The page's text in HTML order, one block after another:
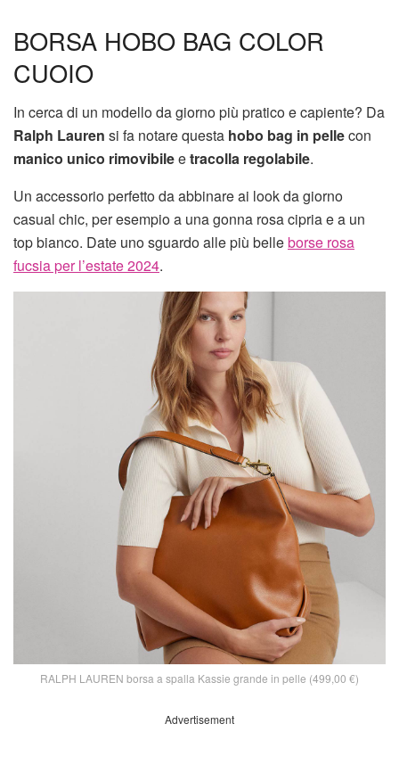
BORSA HOBO BAG COLOR
CUOIO
In cerca di un modello da giorno più pratico e capiente? Da
Ralph Lauren si fa notare questa hobo bag in pellecon
manico unico rimovibileetracolla regolabile.
Un accessorio perfetto da abbinare ai look da giorno
casual chic, per esempio a una gonna rosa cipria e a un
top bianco. Date uno sguardo alle più belleborse rosa
fucsia per l’estate 2024.
RALPH LAUREN borsa a spalla Kassie grande in pelle (499,00 €)
Advertisement